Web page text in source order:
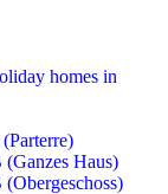
homes in
Haus)